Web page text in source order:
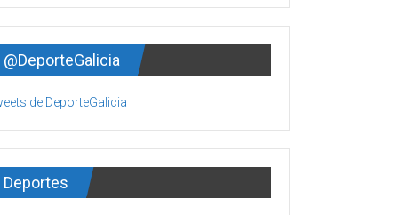
@DeporteGalicia
de DeporteGalicia
Deportes